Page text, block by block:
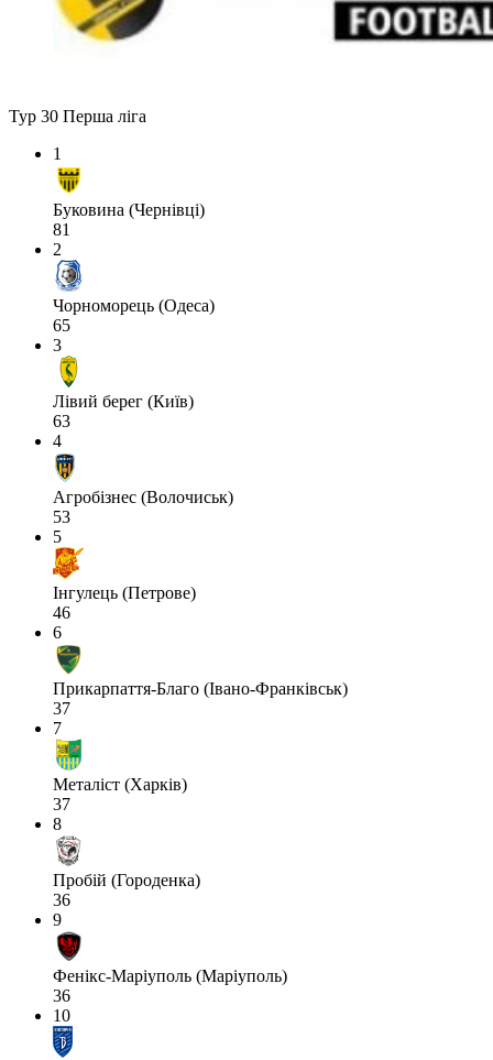
Тур 30 Перша ліга
1
Буковина (Чернівці)
81
2
Чорноморець (Одеса)
65
3
Лівий берег (Київ)
63
4
Агробізнес (Волочиськ)
53
5
Інгулець (Петрове)
46
6
Прикарпаття-Благо (Івано-Франківськ)
37
7
Металіст (Харків)
37
8
Пробій (Городенка)
36
9
Фенікс-Маріуполь (Маріуполь)
36
10